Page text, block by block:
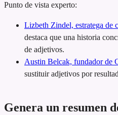
Punto de vista experto:
Lizbeth Zindel, estratega de
destaca que una historia
de adjetivos.
Austin Belcak, fundador de
sustituir adjetivos por
Genera un resumen